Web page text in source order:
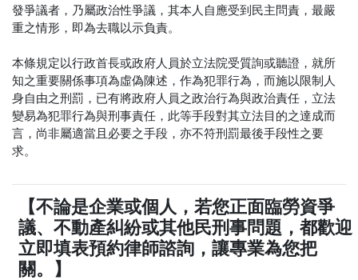
發爭議者，乃屬政治性爭議，其本人自應受到民主問責，最嚴
重之情形，即為去職以示負責。
本條規定以行政首長或政府人員於立法院受質詢或聽證，就所
知之重要關係事項為虛偽陳述，作為犯罪行為，而施以限制人
身自由之刑罰，已有將政府人員之政治行為與政治責任，立法
變易為犯罪行為與刑事責任，此等手段對其立法目的之達成而
言，尚非屬適當且必要之手段，亦不符刑罰最後手段性之要
求。
【不論是企業或個人，若您正面臨勞資爭
議、不動產糾紛或其他民刑事問題，都歡迎
立即填表預約律師諮詢，讓專業為您把
關。】